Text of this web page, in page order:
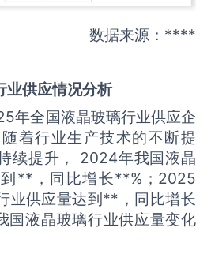
数据来源：****
业供应情况分析
年全国液晶玻璃行业供应企
着行业生产技术的不断提
续提升， 2024年我国液晶
**，同比增长**%；2025
业供应量达到**，同比增长
国液晶玻璃行业供应量变化